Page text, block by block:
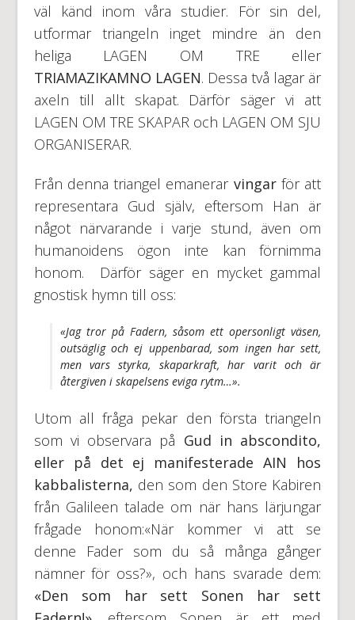
väl känd inom våra studier. För sin del,
utformar triangeln inget mindre än den
heliga LAGEN OM TRE eller
TRIAMAZIKAMNO LAGEN. Dessa två lagar är
axeln till allt skapat. Därför säger vi att
LAGEN OM TRE SKAPAR och LAGEN OM SJU
ORGANISERAR.
Från denna triangel emanerar vingarför att
representara Gud själv, eftersom Han är
något närvarande i varje stund, även om
humanoidens ögon inte kan förnimma
honom. Därför säger en mycket gammal
gnostisk hymn till oss:
«Jag tror på Fadern, såsom ett opersonligt väsen,
outsäglig och ej uppenbarad, som ingen har sett,
men vars styrka, skaparkraft, har varit och är
återgiven i skapelsens eviga rytm…».
Utom all fråga pekar den första triangeln
som vi observara på Gud in abscondito,
eller på det ej manifesterade AIN hos
kabbalisterna, den som den Store Kabiren
från Galileen talade om när hans lärjungar
frågade honom:«När kommer vi att se
denne Fader som du så många gånger
nämner för oss?», och hans svarade dem:
«Den som har sett Sonen har sett